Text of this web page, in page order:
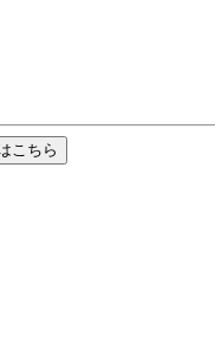
こちら